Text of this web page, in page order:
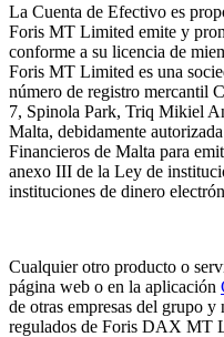
La Cuenta de Efectivo es
Foris MT Limited emite y
conforme a su licencia de
Foris MT Limited es una
número de registro mercantil
7, Spinola Park, Triq Mikiel
Malta, debidamente
Financieros de Malta para
anexo III de la Ley de
instituciones de dinero
Cualquier otro producto o
página web o en la aplicación
de otras empresas del grupo
regulados de Foris DAX MT